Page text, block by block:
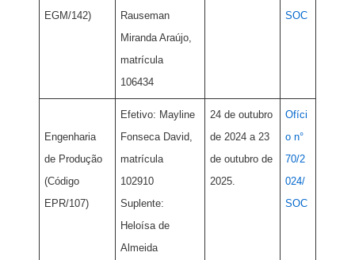
EGM/142)
Rauseman
Miranda Araújo,
matrícula
106434
SOC
Engenharia
de Produção
(Código
EPR/107)
Efetivo: Mayline
Fonseca David,
matrícula
102910
Suplente:
Heloísa de
Almeida
24 de outubro
de 2024 a 23
de outubro de
2025.
Ofíci
o n°
70/2
024/
SOC